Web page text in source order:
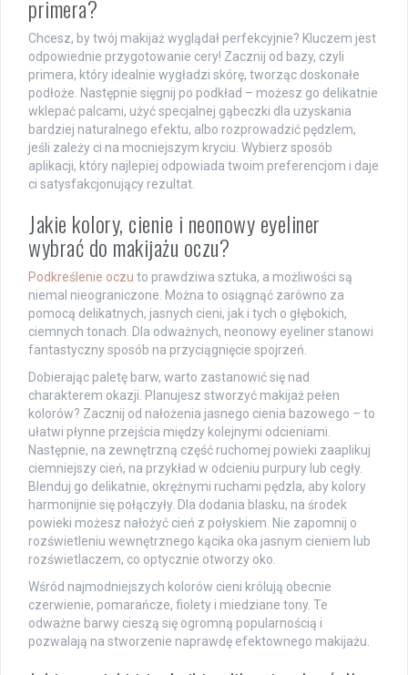
primera?
Chcesz, by twój makijaż wyglądał perfekcyjnie? Kluczem jest
odpowiednie przygotowanie cery! Zacznij od bazy, czyli
primera, który idealnie wygładzi skórę, tworząc doskonałe
podłoże. Następnie sięgnij po podkład – możesz go delikatnie
wklepać palcami, użyć specjalnej gąbeczki dla uzyskania
bardziej naturalnego efektu, albo rozprowadzić pędzlem,
jeśli zależy ci na mocniejszym kryciu. Wybierz sposób
aplikacji, który najlepiej odpowiada twoim preferencjom i daje
ci satysfakcjonujący rezultat.
Jakie kolory, cienie i neonowy eyeliner
wybrać do makijażu oczu?
Podkreślenie oczu to prawdziwa sztuka, a możliwości są
niemal nieograniczone. Można to osiągnąć zarówno za
pomocą delikatnych, jasnych cieni, jak i tych o głębokich,
ciemnych tonach. Dla odważnych, neonowy eyeliner stanowi
fantastyczny sposób na przyciągnięcie spojrzeń.
Dobierając paletę barw, warto zastanowić się nad
charakterem okazji. Planujesz stworzyć makijaż pełen
kolorów? Zacznij od nałożenia jasnego cienia bazowego – to
ułatwi płynne przejścia między kolejnymi odcieniami.
Następnie, na zewnętrzną część ruchomej powieki zaaplikuj
ciemniejszy cień, na przykład w odcieniu purpury lub cegły.
Blenduj go delikatnie, okrężnymi ruchami pędzla, aby kolory
harmonijnie się połączyły. Dla dodania blasku, na środek
powieki możesz nałożyć cień z połyskiem. Nie zapomnij o
rozświetleniu wewnętrznego kącika oka jasnym cieniem lub
rozświetlaczem, co optycznie otworzy oko.
Wśród najmodniejszych kolorów cieni królują obecnie
czerwienie, pomarańcze, fiolety i miedziane tony. Te
odważne barwy cieszą się ogromną popularnością i
pozwalają na stworzenie naprawdę efektownego makijażu.